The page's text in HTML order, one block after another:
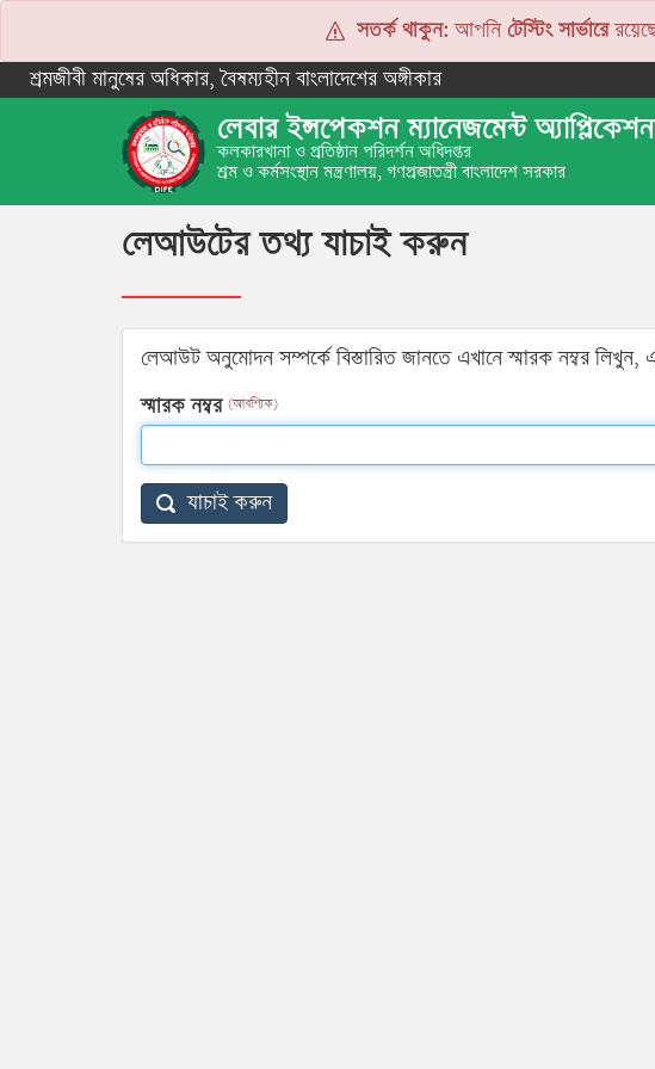
সতর্ক থাকুন: আপনিটেস্টিং সার্ভারে
শ্রমজীবী মানুষের অধিকার, বৈষম্যহীন বাংলাদেশের অঙ্গীকার
লেবার ইন্সপেকশন ম্যানেজমেন্ট
কলকারখানা ও প্রতিষ্ঠান পরিদর্শন অধিদপ্তর
শ্রম ও কর্মসংস্থান মন্ত্রণালয়, গণপ্রজাতন্ত্রী বাংলাদেশ সরকার
লেআউটের তথ্য যাচাই করুন
লেআউট অনুমোদন সম্পর্কে বিস্তারিত জানতে এখানে স্মারক নম্বর লিখুন,
স্মারক নম্বর (আবশ্যিক)
যাচাই করুন